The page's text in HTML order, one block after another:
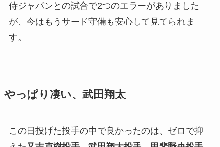
侍ジャパンとの試合で2つのエラーがありました
が、今はもうサード守備も安心して見てられま
す。
やっぱり凄い、武田翔太
この日投げた投手の中で良かったのは、ゼロで抑